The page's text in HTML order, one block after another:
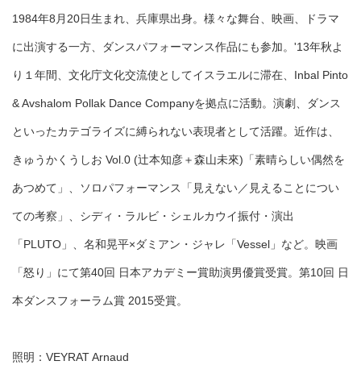
1984年8月20日生まれ、兵庫県出身。様々な舞台、映画、ドラマ
に出演する一方、ダンスパフォーマンス作品にも参加。'13年秋よ
り１年間、文化庁文化交流使としてイスラエルに滞在、Inbal Pinto
& Avshalom Pollak Dance Companyを拠点に活動。演劇、ダンス
といったカテゴライズに縛られない表現者として活躍。近作は、
きゅうかくうしお Vol.0 (辻本知彦＋森山未來)「素晴らしい偶然を
あつめて」、ソロパフォーマンス「見えない／見えることについ
ての考察」、シディ・ラルビ・シェルカウイ振付・演出
「PLUTO」、名和晃平×ダミアン・ジャレ「Vessel」など。映画
「怒り」にて第40回 日本アカデミー賞助演男優賞受賞。第10回 日
本ダンスフォーラム賞 2015受賞。
照明：VEYRAT Arnaud